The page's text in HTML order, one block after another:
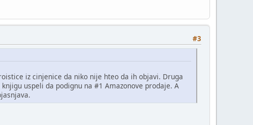
#3
iz cinjenice da niko nije hteo da ih objavi. Druga
uspeli da podignu na #1 Amazonove prodaje. A